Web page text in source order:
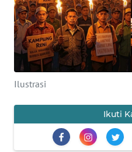
Ilustrasi
Ikuti
BERITA
KONTAK
KAMI
INFO
TENTANG